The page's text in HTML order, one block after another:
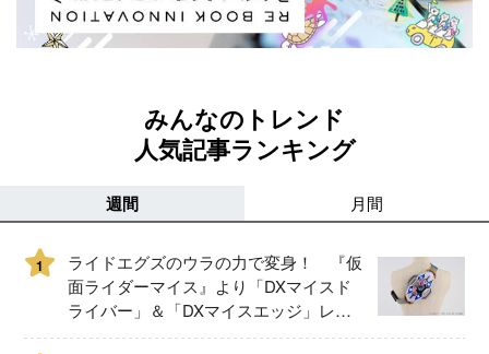
みんなのトレンド
人気記事ランキング
週間 月間
1
ライドエグズのウラの力で変身！ 『仮
面ライダーマイス』より「DXマイスド
ライバー」＆「DXマイスエッジ」レビ
ュー！